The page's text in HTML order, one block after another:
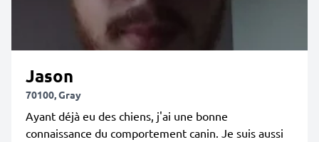
Jason
70100, Gray
Ayant déjà eu des chiens, j'ai une bonne
connaissance du comportement canin. Je suis aussi